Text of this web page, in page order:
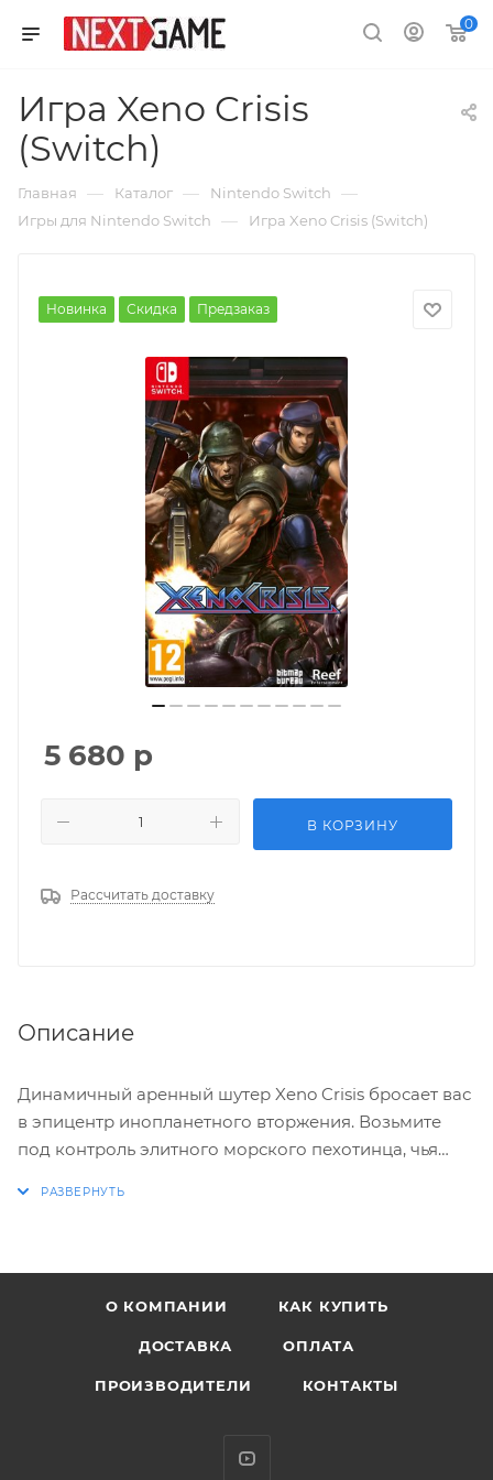
0
Игра Xeno Crisis
(Switch)
Главная — Каталог — Nintendo Switch —
Игры для Nintendo Switch — Игра Xeno Crisis (Switch)
Новинка Скидка Предзаказ
5 680 р
В КОРЗИНУ
Рассчитать доставку
Описание
Динамичный аренный шутер Xeno Crisis бросает вас
в эпицентр инопланетного вторжения. Возьмите
под контроль элитного морского пехотинца, чья
уникальную карту с новыми опасностями и
Ваше выживание зависит от стратегии и умения
каждой комнаты и используйте полный арсенал из
О КОМПАНИИ КАК КУПИТЬ
ДОСТАВКА ОПЛАТА
ПРОИЗВОДИТЕЛИ КОНТАКТЫ